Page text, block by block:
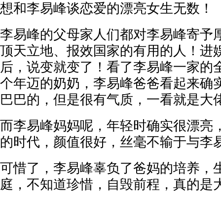
想和李易峰谈恋爱的漂亮女生无数！
李易峰的父母家人们都对李易峰寄予
顶天立地、报效国家的有用的人！进
后，说变就变了！看了李易峰一家的
个年迈的奶奶，李易峰爸爸看起来确
巴巴的，但是很有气质，一看就是大
而李易峰妈妈呢，年轻时确实很漂亮
的时代，颜值很好，丝毫不输于与李
可惜了，李易峰辜负了爸妈的培养，
庭，不知道珍惜，自毁前程，真的是